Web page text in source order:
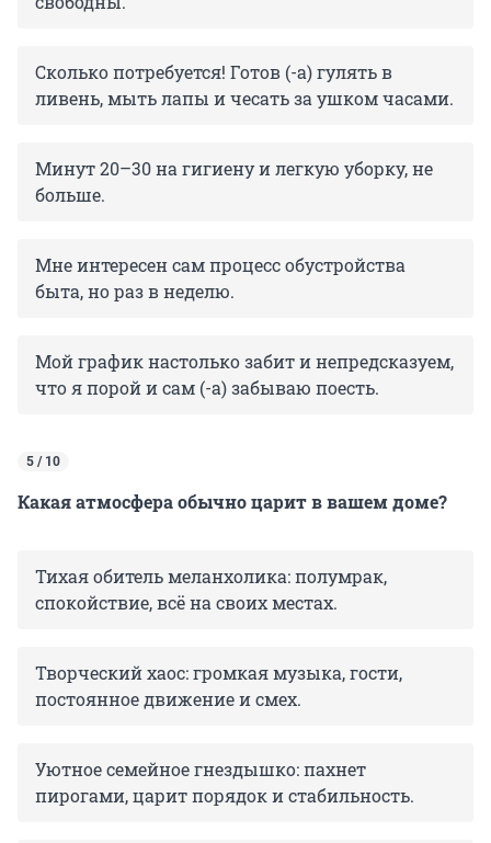
Сколько потребуется! Готов (-а) гулять в
ливень, мыть лапы и чесать за ушком часами.
Минут 20–30 на гигиену и легкую уборку, не
больше.
Мне интересен сам процесс обустройства
быта, но раз в неделю.
Мой график настолько забит и непредсказуем,
что я порой и сам (-а) забываю поесть.
5 / 10
Какая атмосфера обычно царит в вашем доме?
Тихая обитель меланхолика: полумрак,
спокойствие, всё на своих местах.
Творческий хаос: громкая музыка, гости,
постоянное движение и смех.
Уютное семейное гнездышко: пахнет
пирогами, царит порядок и стабильность.